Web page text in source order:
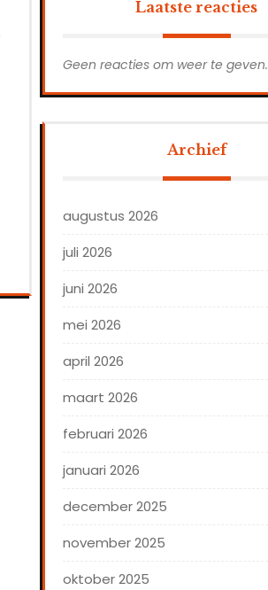
Laatste reacties
Geen reacties om weer te geven.
Archief
augustus 2026
juli 2026
juni 2026
mei 2026
april 2026
maart 2026
februari 2026
januari 2026
december 2025
november 2025
oktober 2025